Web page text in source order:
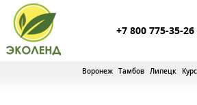
+7 800 775-35-26
Воронеж Тамбов Липецк